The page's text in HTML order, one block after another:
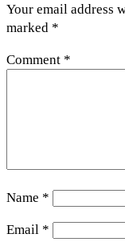
Your email address
marked *
Comment *
Name *
Email *